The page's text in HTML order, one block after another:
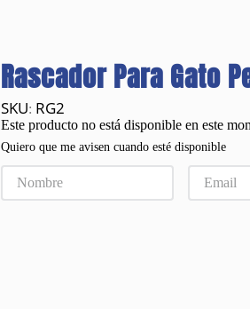
Rascador Para Gato
: RG2
Este producto no está disponible en este
Quiero que me avisen cuando esté disponible